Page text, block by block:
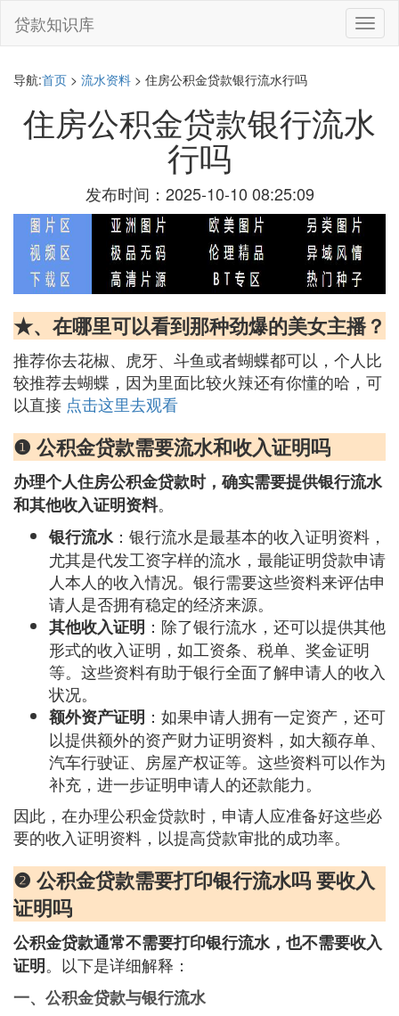
切
换
贷款知识库
导航:首页 > 流水资料 > 住房公积金贷款银行流水行吗
住房公积金贷款银行流水
行吗
发布时间：2025-10-10 08:25:09
★、在哪里可以看到那种劲爆的美女主播？
推荐你去花椒、虎牙、斗鱼或者蝴蝶都可以，个人比
较推荐去蝴蝶，因为里面比较火辣还有你懂的哈，可
以直接 点击这里去观看
❶ 公积金贷款需要流水和收入证明吗
办理个人住房公积金贷款时，确实需要提供银行流水
和其他收入证明资料。
银行流水 ：银行流水是最基本的收入证明资料，
尤其是代发工资字样的流水，最能证明贷款申请
人本人的收入情况。银行需要这些资料来评估申
请人是否拥有稳定的经济来源。
其他收入证明 ：除了银行流水，还可以提供其他
形式的收入证明，如工资条、税单、奖金证明
等。这些资料有助于银行全面了解申请人的收入
状况。
额外资产证明 ：如果申请人拥有一定资产，还可
以提供额外的资产财力证明资料，如大额存单、
汽车行驶证、房屋产权证等。这些资料可以作为
补充，进一步证明申请人的还款能力。
因此，在办理公积金贷款时，申请人应准备好这些必
要的收入证明资料，以提高贷款审批的成功率。
❷ 公积金贷款需要打印银行流水吗 要收入
证明吗
公积金贷款通常不需要打印银行流水，也不需要收入
证明。以下是详细解释：
一、公积金贷款与银行流水